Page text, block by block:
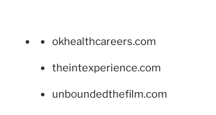
okhealthcareers.com
theintexperience.com
unboundedthefilm.com